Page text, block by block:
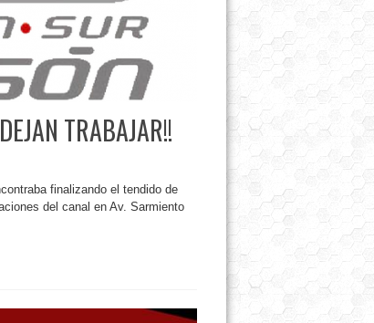
TRABAJAR!!
finalizando el tendido de
del canal en Av. Sarmiento